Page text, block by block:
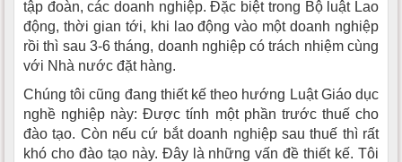
tập đoàn, các doanh nghiệp. Đặc biệt trong Bộ luật Lao
động, thời gian tới, khi lao động vào một doanh nghiệp
rồi thì sau 3-6 tháng, doanh nghiệp có trách nhiệm cùng
với Nhà nước đặt hàng.
Chúng tôi cũng đang thiết kế theo hướng Luật Giáo dục
nghề nghiệp này: Được tính một phần trước thuế cho
đào tạo. Còn nếu cứ bắt doanh nghiệp sau thuế thì rất
khó cho đào tạo này. Đây là những vấn đề thiết kế. Tôi